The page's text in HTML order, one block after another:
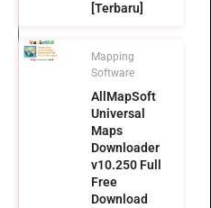
[Terbaru]
Mapping
Software
AllMapSoft
Universal
Maps
Downloader
v10.250 Full
Free
Download